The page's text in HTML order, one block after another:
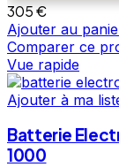
305€
Ajouter au
Comparer ce
Vue rapide
Ajouter à ma
Batterie
1000